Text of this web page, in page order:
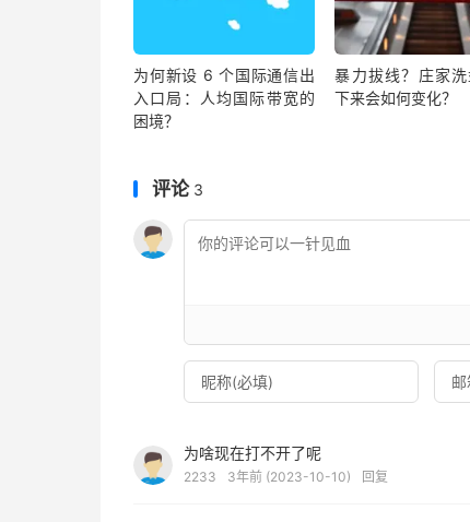
为何新设 6 个国际通信出
入口局：人均国际带宽的
困境？
暴力拔线？庄家
下来会如何变化？
评论 3
为啥现在打不开了呢
2233 3年前 (2023-10-10) 回复